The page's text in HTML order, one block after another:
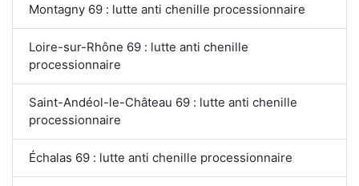
Montagny 69 : lutte anti chenille processionnaire
Loire-sur-Rhône 69 : lutte anti chenille
processionnaire
Saint-Andéol-le-Château 69 : lutte anti chenille
processionnaire
Échalas 69 : lutte anti chenille processionnaire